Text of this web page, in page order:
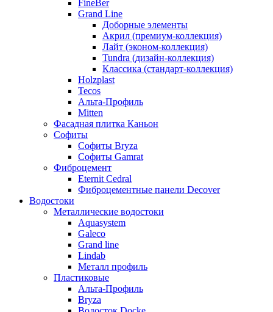
FineBer
Grand Line
Доборные элементы
Акрил (премиум-коллекция)
Лайт (эконом-коллекция)
Tundra (дизайн-коллекция)
Классика (стандарт-коллекция)
Holzplast
Tecos
Альта-Профиль
Mitten
Фасадная плитка Каньон
Софиты
Софиты Bryza
Софиты Gamrat
Фиброцемент
Eternit Cedral
Фиброцементные панели Decover
Водостоки
Металлические водостоки
Aquasystem
Galeco
Grand line
Lindab
Металл профиль
Пластиковые
Альта-Профиль
Bryza